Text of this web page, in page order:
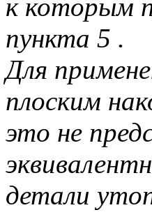
к которым
пункта 5 .
Для
плоским
это не
детали